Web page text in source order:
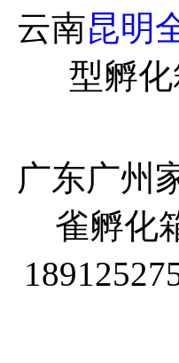
云南昆明
型孵
广东广州
雀孵化